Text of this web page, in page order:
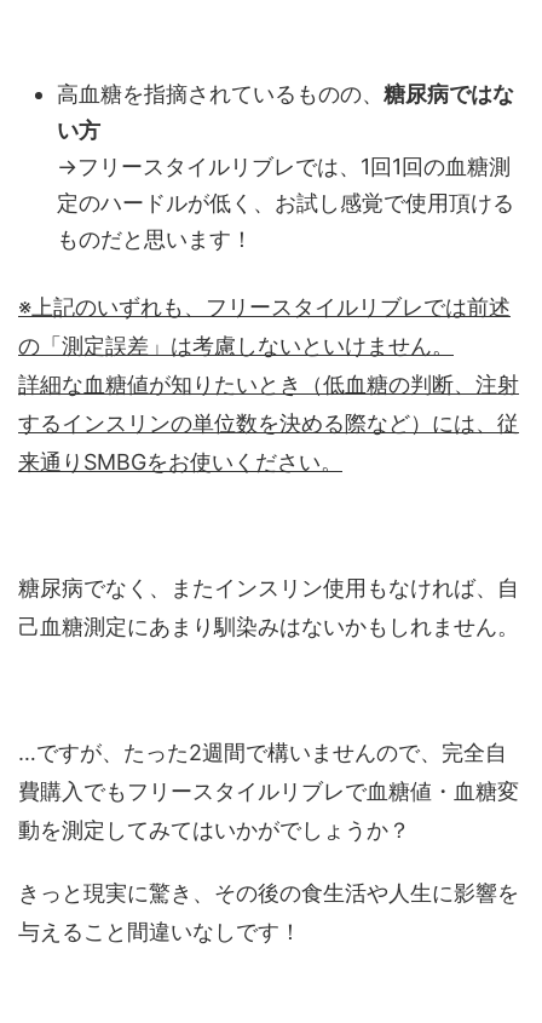
高血糖を指摘されているものの、 糖尿病ではな
い方
→フリースタイルリブレでは、1回1回の血糖測
定のハードルが低く、お試し感覚で使用頂ける
ものだと思います！
※上記のいずれも、フリースタイルリブレでは前述
の「測定誤差」は考慮しないといけません。
詳細な血糖値が知りたいとき（低血糖の判断、注射
するインスリンの単位数を決める際など）には、従
来通りSMBGをお使いください。
糖尿病でなく、またインスリン使用もなければ、自
己血糖測定にあまり馴染みはないかもしれません。
…ですが、たった2週間で構いませんので、完全自
費購入でもフリースタイルリブレで血糖値・血糖変
動を測定してみてはいかがでしょうか？
きっと現実に驚き、その後の食生活や人生に影響を
与えること間違いなしです！